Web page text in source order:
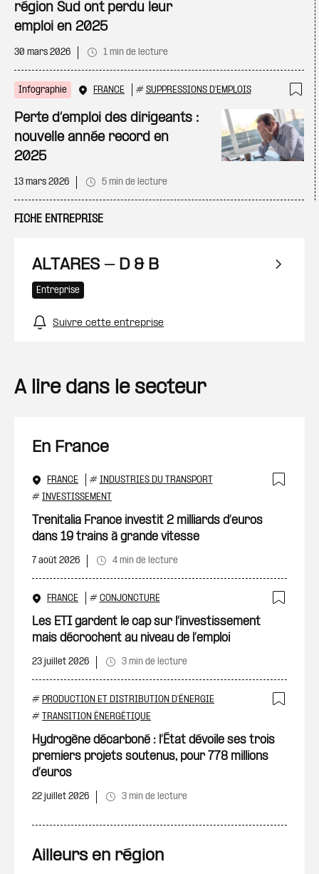
région Sud ont perdu leur
emploi en 2025
30 mars 2026 1 min de lecture
Infographie FRANCE # SUPPRESSIONS D'EMPLOIS
Perte d’emploi des dirigeants :
nouvelle année record en
2025
13 mars 2026 5 min de lecture
FICHE ENTREPRISE
ALTARES - D & B
Entreprise
Suivre cette entreprise
A lire dans le secteur
En France
FRANCE # INDUSTRIES DU TRANSPORT
# INVESTISSEMENT
Trenitalia France investit 2 milliards d’euros
dans 19 trains à grande vitesse
7 août 2026 4 min de lecture
FRANCE # CONJONCTURE
Les ETI gardent le cap sur l’investissement
mais décrochent au niveau de l’emploi
23 juillet 2026 3 min de lecture
# PRODUCTION ET DISTRIBUTION D'ÉNERGIE
# TRANSITION ÉNERGÉTIQUE
Hydrogène décarboné : l’État dévoile ses trois
premiers projets soutenus, pour 778 millions
d’euros
22 juillet 2026 3 min de lecture
Ailleurs en région